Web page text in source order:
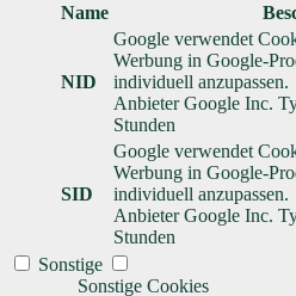
Name
NID
Google verwendet
Werbung in Google-
individuell anzupassen.
Anbieter Google Inc.
Stunden
SID
Google verwendet
Werbung in Google-
individuell anzupassen.
Anbieter Google Inc.
Stunden
Sonstige
Sonstige Cookies